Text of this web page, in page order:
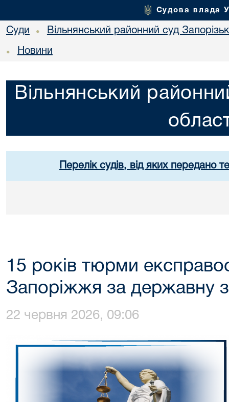
Судова влада
Суди • Вільнянський районний суд
• Новини
Вільнянський
Перелік судів, від яких передано
15 років тюрми
Запоріжжя за державну
22 червня 2026, 09:06